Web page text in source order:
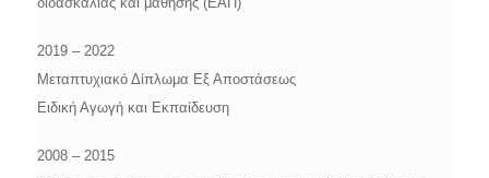
2019 – 2022
Μεταπτυχιακό Δίπλωμα Εξ Αποστάσεως
Ειδική Αγωγή και Εκπαίδευση
2008 – 2015